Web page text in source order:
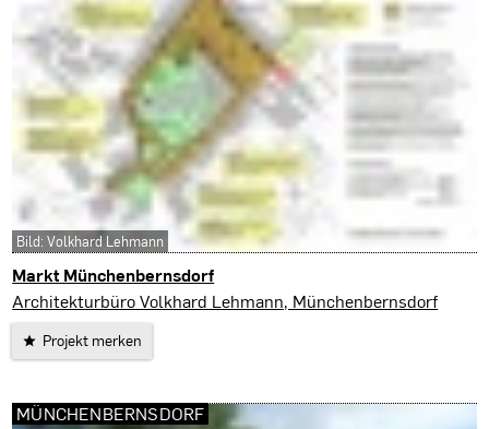
Markt Münchenbernsdorf
Münchenbernsdorf
Architekturbüro Volkhard Lehmann, Münchenbernsdorf
Projekt merken
Bild: Volkhard Lehmann
MÜNCHENBERNSDORF